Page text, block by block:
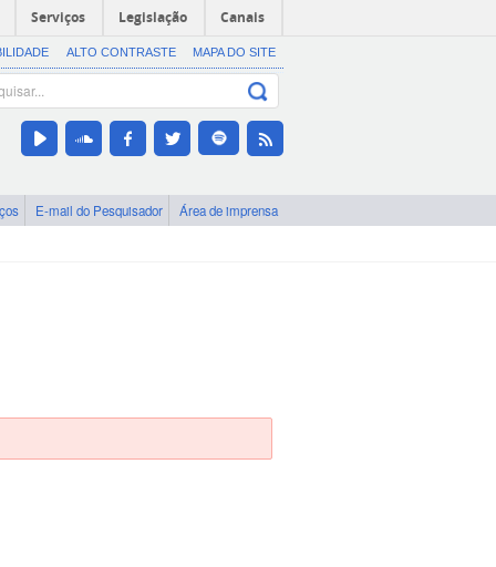
Serviços Legislação Canais
ALTO CONTRASTE MAPA DO SITE
E-mail do Pesquisador Área de imprensa